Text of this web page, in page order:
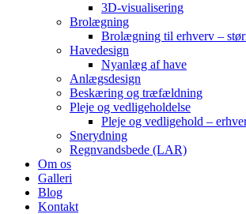
3D-visualisering
Brolægning
Brolægning til erhverv –
Havedesign
Nyanlæg af have
Anlægsdesign
Beskæring og træfældning
Pleje og vedligeholdelse
Pleje og vedligehold –
Snerydning
Regnvandsbede (LAR)
Om os
Galleri
Blog
Kontakt